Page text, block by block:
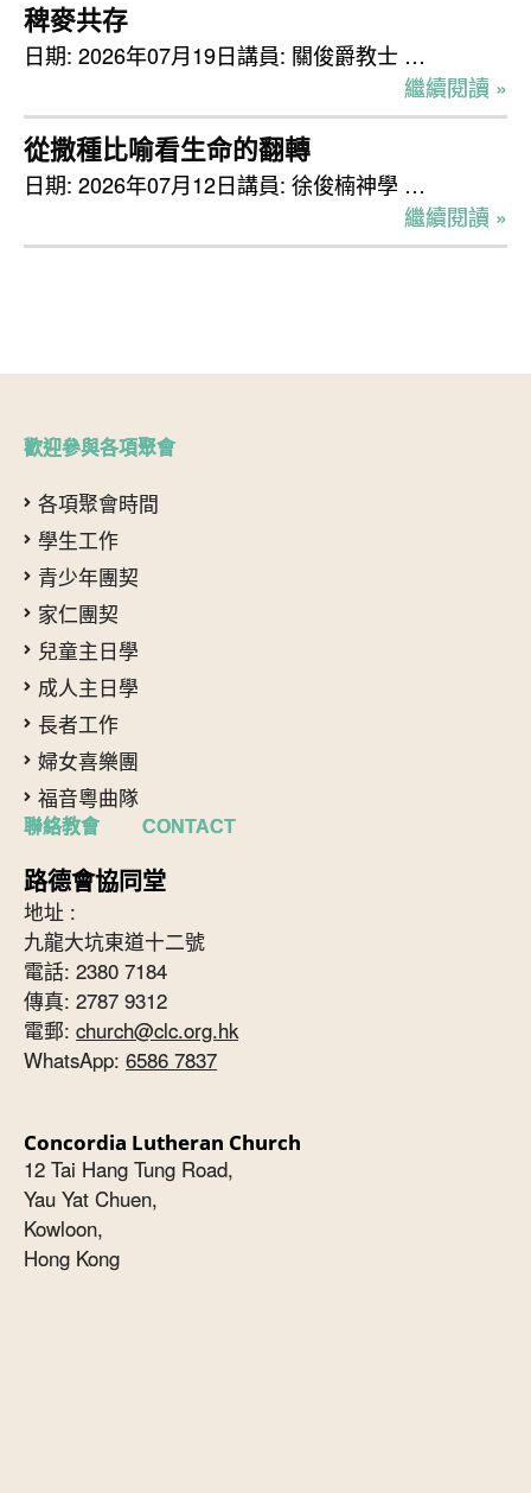
稗麥共存
日期: 2026年07月19日講員: 關俊爵教士 …
繼續閱讀 »
從撒種比喻看生命的翻轉
日期: 2026年07月12日講員: 徐俊楠神學 …
繼續閱讀 »
歡迎參與各項聚會
各項聚會時間
學生工作
青少年團契
家仁團契
兒童主日學
成人主日學
長者工作
婦女喜樂團
福音粵曲隊
聯絡教會 CONTACT
路德會協同堂
地址 :
九龍大坑東道十二號
電話: 2380 7184
傳真: 2787 9312
電郵: church@clc.org.hk
WhatsApp: 6586 7837
Concordia Lutheran Church
12 Tai Hang Tung Road,
Yau Yat Chuen,
Kowloon,
Hong Kong